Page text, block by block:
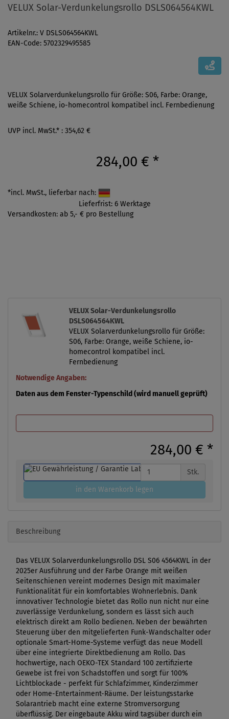
VELUX Solar-Verdunkelungsrollo DSLS064564KWL
Artikelnr.: V DSLS064564KWL
EAN-Code: 5702329495585
VELUX Solarverdunkelungsrollo für Größe: S06, Farbe: Orange,
weiße Schiene, io-homecontrol kompatibel incl. Fernbedienung
UVP incl. MwSt.* : 354,62 €
284,00 € *
*incl. MwSt., lieferbar nach:
Lieferfrist: 6 Werktage
Versandkosten: ab 5,- € pro Bestellung
VELUX Solar-Verdunkelungsrollo
DSLS064564KWL
VELUX Solarverdunkelungsrollo für Größe:
S06, Farbe: Orange, weiße Schiene, io-
homecontrol kompatibel incl.
Fernbedienung
Notwendige Angaben:
Daten aus dem Fenster-Typenschild (wird manuell geprüft)
284,00 € *
Stk.
in den Warenkorb legen
Beschreibung
Das VELUX Solarverdunkelungsrollo DSL S06 4564KWL in der
2025er Ausführung und der Farbe Orange mit weißen
Seitenschienen vereint modernes Design mit maximaler
Funktionalität für ein komfortables Wohnerlebnis. Dank
innovativer Technologie bietet das Rollo nun nicht nur eine
zuverlässige Verdunkelung, sondern es lässt sich auch
elektrisch direkt am Rollo bedienen. Neben der bewährten
Steuerung über den mitgelieferten Funk-Wandschalter oder
optionale Smart-Home-Systeme verfügt das neue Modell
über eine integrierte Direktbedienung am Rollo. Das
hochwertige, nach OEKO-TEX Standard 100 zertifizierte
Gewebe ist frei von Schadstoffen und sorgt für 100%
Lichtblockade - perfekt für Schlafzimmer, Kinderzimmer
oder Home-Entertainment-Räume. Der leistungsstarke
Solarantrieb macht eine externe Stromversorgung
überflüssig. Der eingebaute Akku wird tagsüber durch ein